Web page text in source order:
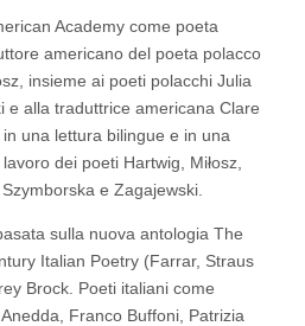
Academy come poeta
americano del poeta polacco
insieme ai poeti polacchi Julia
e alla traduttrice americana Clare
una lettura bilingue e in una
dei poeti Hartwig, Miłosz,
e Zagajewski.
sulla nuova antologia The
Italian Poetry (Farrar, Straus
Brock. Poeti italiani come
Franco Buffoni, Patrizia